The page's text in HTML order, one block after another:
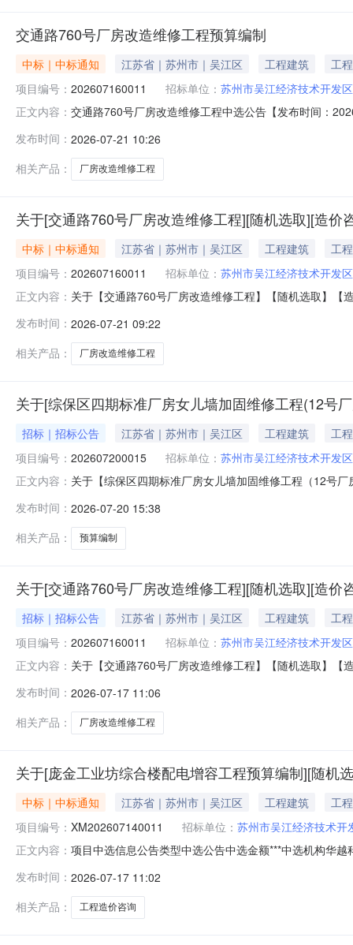
交通路760号厂房改造维修工程预算编制
中标｜中标通知 江苏省｜苏州市｜吴江区 工程建筑
工程
项目编号： 202607160011 招标单位： 苏州市吴江经济技术开发
正文内容： 交通路760号厂房改造维修工程中选公告【发布时间：
元。3.采购内容范围：预算编制4.中介服务完成期限要
发布时间： 2026-07-21 10:26
相关产品：
厂房改造维修工程
关于[交通路760号厂房改造维修工程][随机选取][造价
中标｜中标通知 江苏省｜苏州市｜吴江区 工程建筑
工程
项目编号： 202607160011 招标单位： 苏州市吴江经济技术开发
正文内容： 关于【交通路760号厂房改造维修工程】【随机选取】
咨询（中介服务事项）已在中介服务网上交易平台竞价
发布时间： 2026-07-21 09:22
相关产品：
厂房改造维修工程
关于[综保区四期标准厂房女儿墙加固维修工程(12号
招标｜招标公告 江苏省｜苏州市｜吴江区 工程建筑
工程
项目编号： 202607200015 招标单位： 苏州市吴江经济技术开发
正文内容： 关于【综保区四期标准厂房女儿墙加固维修工程（12号
2014:40:28】苏州市吴江经济技术开发区发展集团有限
目）造价
发布时间： 2026-07-20 15:38
相关产品：
预算编制
关于[交通路760号厂房改造维修工程][随机选取][造价
招标｜招标公告 江苏省｜苏州市｜吴江区 工程建筑
工程
项目编号： 202607160011 招标单位： 苏州市吴江经济技术开发
正文内容： 关于【交通路760号厂房改造维修工程】【随机选取】
（中介服务事项）将在中介服务网上交易平台进行公开
发布时间： 2026-07-17 11:06
相关产品：
厂房改造维修工程
关于[庞金工业坊综合楼配电增容工程预算编制][随机
中标｜中标通知 江苏省｜苏州市｜吴江区 工程建筑
工程
项目编号： XM202607140011 招标单位： 苏州市吴江经济技术开
正文内容： 项目中选信息公告类型中选公告中选金额***中选机构华
价竞价最高价服务金额说明业主单位信息项目单位苏州
发布时间： 2026-07-17 11:02
相关产品：
工程造价咨询